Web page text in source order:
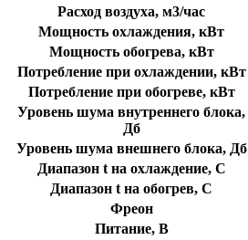
Расход воздуха, м3/час
Мощность охлаждения, кВт
Мощность обогрева, кВт
Потребление при охлаждении, кВт
Потребление при обогреве, кВт
Уровень шума внутреннего блока,
Дб
Уровень шума внешнего блока, Дб
Диапазон t на охлаждение, C
Диапазон t на обогрев, C
Фреон
Питание, В